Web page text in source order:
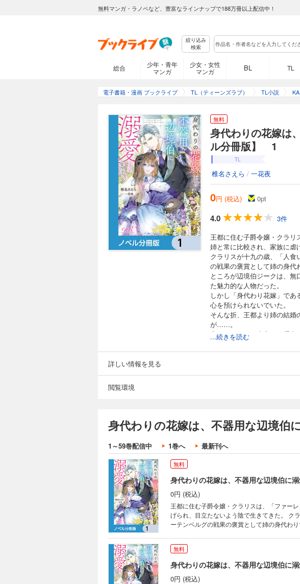
無料マンガ・ラノベなど、豊富なラインナップで188万冊以上配信中！
絞り込み
検索
総合
少年・青年
マンガ
少女・女性
マンガ
BL TL
電子書籍・漫画 ブックライブ TL（ティーンズラブ） TL小説
無料
身代わりの花嫁は
ル分冊版】 1
TL
椎名さえら / 一花夜
0円 (税込) 0pt
4.0
3件
王都に住む子爵令嬢・クラ
姉と常に比較され、家族に虐
クラリスが十九の歳、「人
の戦果の褒賞として姉の身代
ところが辺境伯ジークは、
た魅力的な人物だった。
しかし「身代わり花嫁」で
心を預けられないでいた。
そんな折、王都より姉の結
が……。
実はクラリスの生家には重大
ている事実とは違っていて!?
不遇の令嬢が辺境の地で最
※本作品は単行本を分割した
...続きを読む
詳しい情報を見る
閲覧環境
身代わりの花嫁は、不器用な辺境伯
1～59巻配信中 1巻へ 最新刊へ
無料
身代わりの花嫁は、不器用な辺境伯に
0円 (税込)
王都に住む子爵令嬢・クラリスは、「ファー
げられ、目立たないよう陰で生きてきた。 ク
ーテンベルグの戦果の褒賞として姉の身代わ
るクラリスは、なかなかジークへ心を預けら
と王都に向かうことになるのだが……。 実はク
さつも知っている事実とは違っていて!? 不遇
分冊版第1弾。 ※本作品は単行本を分割したも
い。
無料
身代わりの花嫁は、不器用な辺境伯に
0円 (税込)